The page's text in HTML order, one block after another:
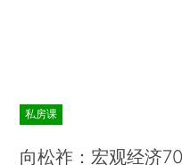
私房课
向松祚：宏观经济70